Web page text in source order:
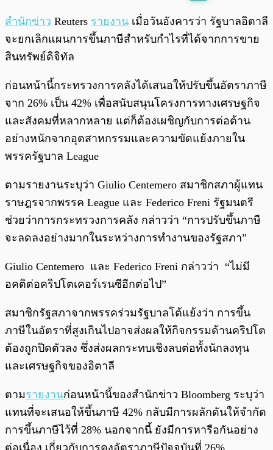
พร้อมเล่น 0:00 0:00
สำนักข่าว Reuters รายงาน เมื่อวันอังคารว่า รัฐบาลอิตาลี
จะยกเลิกแผนการขึ้นภาษีสำหรับกำไรที่ได้จากการขาย
สินทรัพย์ดิจิทัล
ก่อนหน้านี้กระทรวงการคลังได้เสนอให้ปรับขึ้นอัตราภาษี
จาก 26% เป็น 42% เพื่อสนับสนุนโครงการทางเศรษฐกิจ
และสังคมที่หลากหลาย แต่ก็ต้องเผชิญกับการต่อต้าน
อย่างหนักจากอุตสาหกรรมและความขัดแย้งภายใน
พรรครัฐบาล League
ตามรายงานระบุว่า Giulio Centemero สมาชิกสภาผู้แทน
ราษฎรจากพรรค League และ Federico Freni รัฐมนตรี
ช่วยว่าการกระทรวงการคลัง กล่าวว่า “การปรับขึ้นภาษี
จะลดลงอย่างมากในระหว่างการทำงานของรัฐสภา”
Giulio Centemero และ Federico Freni กล่าวว่า “ไม่มี
อคติต่อคริปโตเคอร์เรนซีอีกต่อไป”
สมาชิกรัฐสภาจากพรรคร่วมรัฐบาลโต้แย้งว่า การขึ้น
ภาษีในอัตราที่สูงเกินไปอาจส่งผลให้กิจกรรมด้านคริปโต
ต้องถูกปิดตัวลง ซึ่งส่งผลกระทบเชิงลบต่อทั้งนักลงทุน
และเศรษฐกิจของอิตาลี
ตามรายงานก่อนหน้านี้ของสำนักข่าว Bloomberg ระบุว่า
แทนที่จะเสนอให้ขึ้นภาษี 42% กลับมีการผลักดันให้จำกัด
การขึ้นภาษีไว้ที่ 28% นอกจากนี้ ยังมีการหารือกันอย่าง